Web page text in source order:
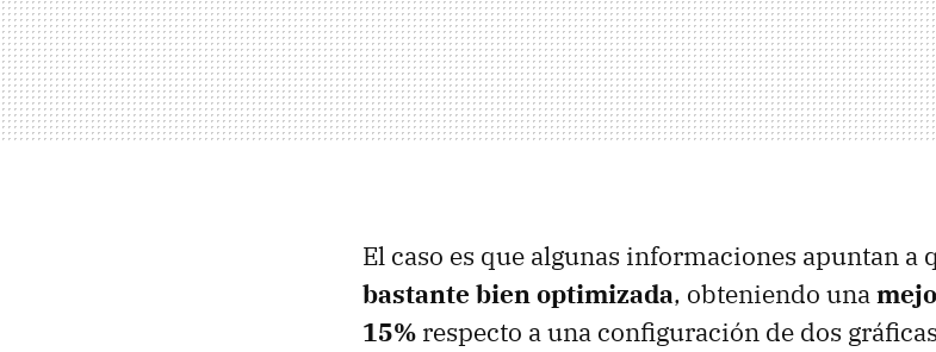
El caso es que algunas informaciones apuntan a
bastante bien optimizada, obteniendo una
15% respecto a una configuración de dos